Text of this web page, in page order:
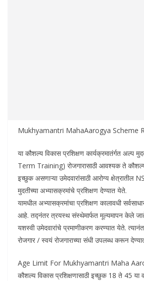
Mukhyamantri MahaAarogya Scheme
या कौशल्य विकास प्रशिक्षण कार्यक्रमातंर्गत अल्प
Term Training) रोजगारासाठी आवश्यक ते
इच्छुक असणाऱ्या उमेदवारांसाठी आरोग्य क्षेत्रातील
मुदतीच्या अभ्यासक्रमांचे प्रशिक्षण देण्यात येते.
यामधील अभ्यासक्रमांचा प्रशिक्षण कालावधी
आहे. तद्नंतर त्रयस्थ संस्थेमार्फत मूल्यमापन केले
यशस्वी उमेदवारांचे प्रमाणीकरण करण्यात येते.
रोजगार / स्वयं रोजगाराच्या संधी उपलब्ध करून
Age Limit For Mukhyamantri Maha
कौशल्य विकास प्रशिक्षणासाठी इच्छुक 18 ते 45 या